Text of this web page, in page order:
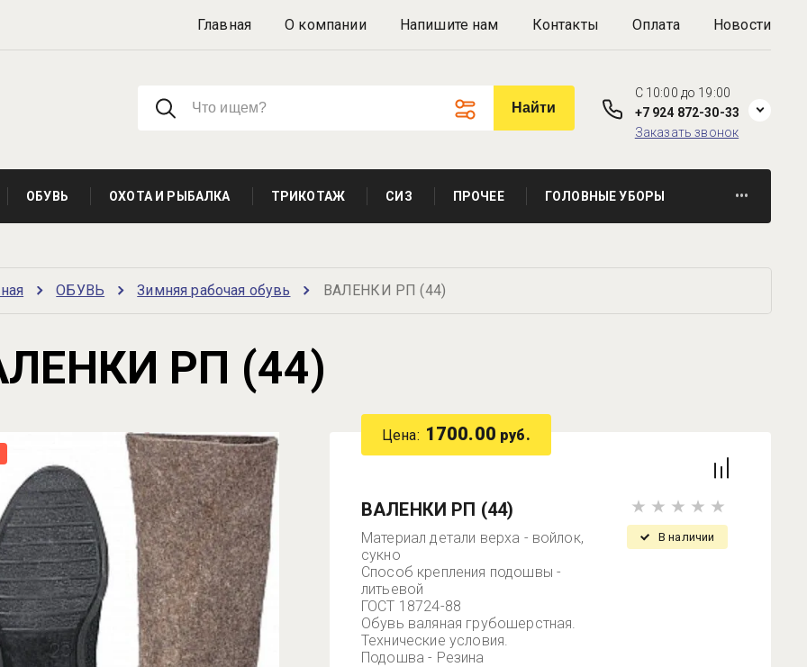
Главная О компании Напишите нам Контакты Оплата Новости
Найти
C 10:00 до 19:00
+7 924 872-30-33
Заказать звонок
ОБУВЬ ОХОТА И РЫБАЛКА ТРИКОТАЖ СИЗ ПРОЧЕЕ ГОЛОВНЫЕ УБОРЫ •••
ОБУВЬ Зимняя рабочая обувь ВАЛЕНКИ РП (44)
РП (44)
Цена: 1700.00 руб.
ВАЛЕНКИ РП (44)
Материал детали верха - войлок,
сукно
Способ крепления подошвы -
литьевой
ГОСТ 18724-88
Обувь валяная грубошерстная.
Технические условия.
Подошва - Резина
В наличии